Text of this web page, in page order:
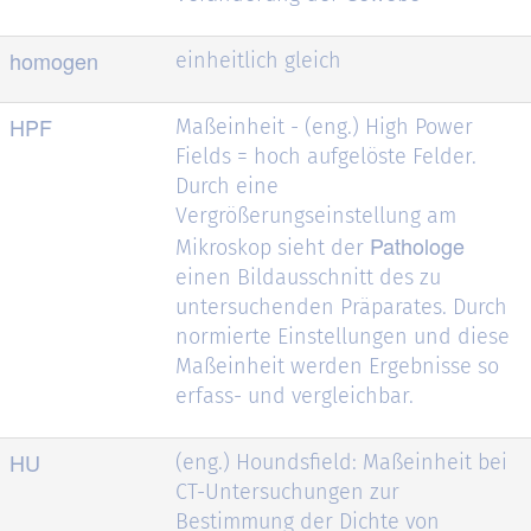
homogen einheitlich gleich
HPF
Maßeinheit - (eng.) High Power
Fields = hoch aufgelöste Felder.
Durch eine
Vergrößerungseinstellung am
Mikroskop sieht der Pathologe
einen Bildausschnitt des zu
untersuchenden Präparates. Durch
normierte Einstellungen und diese
Maßeinheit werden Ergebnisse so
erfass- und vergleichbar.
HU
(eng.) Houndsfield: Maßeinheit bei
CT-Untersuchungen zur
Bestimmung der Dichte von